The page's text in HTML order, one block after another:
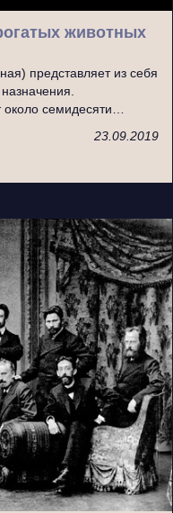
животных
представляет из себя
семидесяти…
23.09.2019